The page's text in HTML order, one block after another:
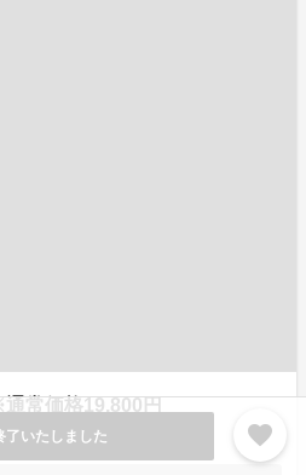
了いたしました favorite
常価格19,800円
0